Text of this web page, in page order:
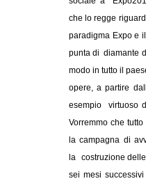
che lo regge
paradigma Expo e
punta di diamante
modo in tutto il
opere, a partire
esempio virtuoso
Vorremmo che
la campagna di
la costruzione
sei mesi